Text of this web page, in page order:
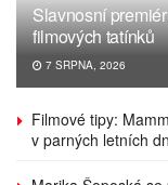
Slavnosní
filmových tatínků
7 SRPNA, 2026
Filmové tipy:
v parných letních